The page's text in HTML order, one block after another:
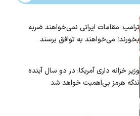
ترامپ: مقامات ایرانی نمی‌خواهند ضربه
بخورند؛ می‌خواهند به توافق برسند
وزیر خزانه داری آمریکا: در دو سال آینده
تنگه هرمز بی‌اهمیت خواهد شد